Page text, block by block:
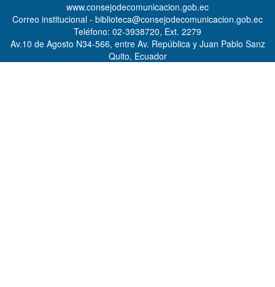
www.consejodecomunicacion.gob.ec
Correo institucional - biblioteca@consejodecomunicacion.gob.ec
Teléfono: 02-3938720, Ext. 2279
Av.10 de Agosto N34-566, entre Av. República y Juan Pablo Sanz
Quito, Ecuador